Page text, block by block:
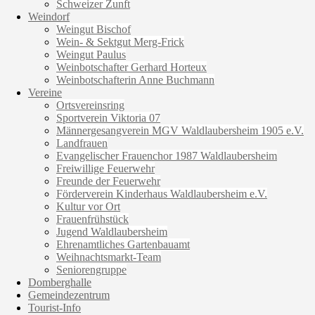
Schweizer Zunft
Weindorf
Weingut Bischof
Wein- & Sektgut Merg-Frick
Weingut Paulus
Weinbotschafter Gerhard Horteux
Weinbotschafterin Anne Buchmann
Vereine
Ortsvereinsring
Sportverein Viktoria 07
Männergesangverein MGV Waldlaubersheim 1905 e.V.
Landfrauen
Evangelischer Frauenchor 1987 Waldlaubersheim
Freiwillige Feuerwehr
Freunde der Feuerwehr
Förderverein Kinderhaus Waldlaubersheim e.V.
Kultur vor Ort
Frauenfrühstück
Jugend Waldlaubersheim
Ehrenamtliches Gartenbauamt
Weihnachtsmarkt-Team
Seniorengruppe
Domberghalle
Gemeindezentrum
Tourist-Info